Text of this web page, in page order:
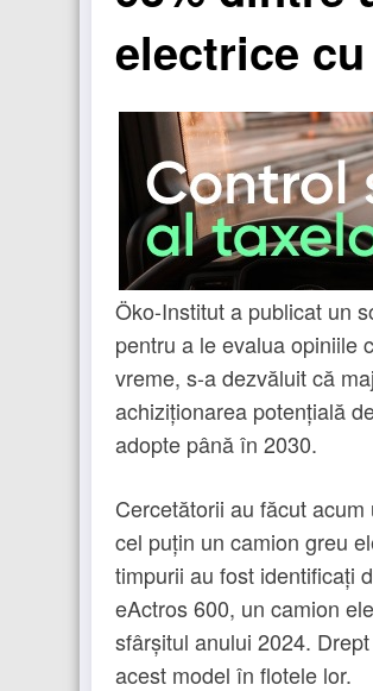
electrice
Öko-Institut a publicat un
pentru a le evalua opiniile
vreme, s-a dezvăluit că
achiziționarea potențială
adopte până în 2030.
Cercetătorii au făcut
cel puțin un camion greu
timpurii au fost identificați
eActros 600, un camion
sfârșitul anului 2024.
acest model în flotele lor.